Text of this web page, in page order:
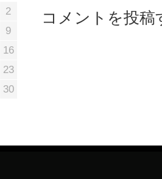
コメントを投稿
2
9
16
23
30